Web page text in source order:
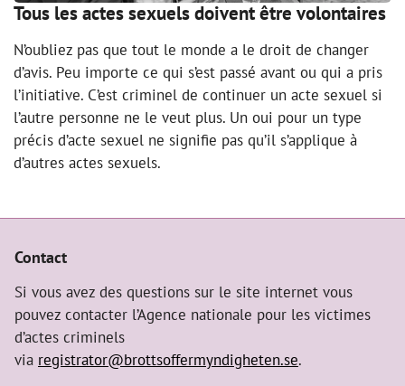
Tous les actes sexuels doivent être volontaires
N’oubliez pas que tout le monde a le droit de changer
d’avis. Peu importe ce qui s’est passé avant ou qui a pris
l’initiative. C’est criminel de continuer un acte sexuel si
l’autre personne ne le veut plus. Un oui pour un type
précis d’acte sexuel ne signifie pas qu’il s’applique à
d’autres actes sexuels.
Contact
Si vous avez des questions sur le site internet vous
pouvez contacter l’Agence nationale pour les victimes
d’actes criminels
via registrator@brottsoffermyndigheten.se.